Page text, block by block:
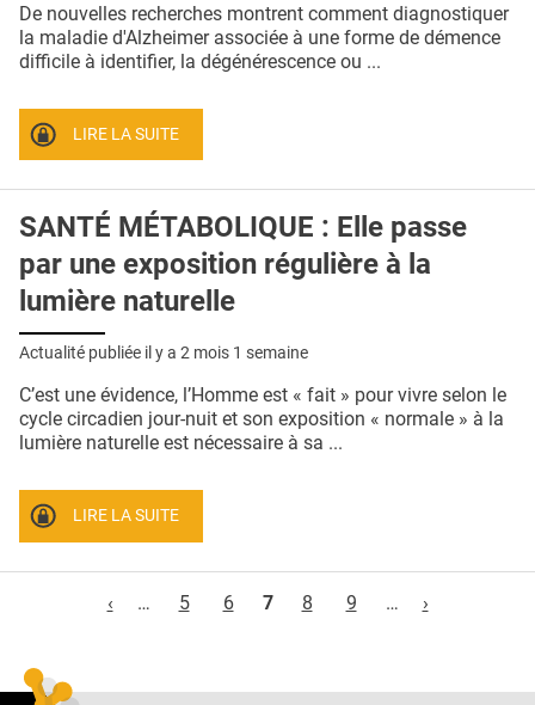
De nouvelles recherches montrent comment diagnostiquer
la maladie d'Alzheimer associée à une forme de démence
difficile à identifier, la dégénérescence ou ...
LIRE LA SUITE
SANTÉ MÉTABOLIQUE : Elle passe
par une exposition régulière à la
lumière naturelle
Actualité publiée il y a 2 mois 1 semaine
C’est une évidence, l’Homme est « fait » pour vivre selon le
cycle circadien jour-nuit et son exposition « normale » à la
lumière naturelle est nécessaire à sa ...
LIRE LA SUITE
‹
… 5 6 7 8 9 … ›